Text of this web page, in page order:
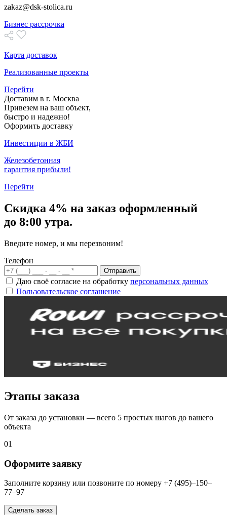
zakaz@dsk-stolica.ru
Бизнес рассрочка
Карта доставок
Реализованные проекты
Перейти
Доставим в г. Москва
Привезем на ваш объект,
быстро и надежно!
Оформить доставку
Инвестиции в ЖБИ
Железобетонная
гарантия прибыли!
Перейти
Скидка 4% на заказ оформленный
до 8:00 утра.
Введите номер, и мы перезвоним!
Телефон
Отправить
Даю своё согласие на обработку персональных данных
Пользовательское соглашение
Этапы заказа
От заказа до установки — всего 5 простых шагов до вашего
объекта
01
Оформите заявку
Заполните корзину или позвоните по номеру +7 (495)–150–
77–97
Сделать заказ